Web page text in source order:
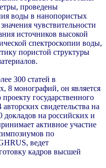
проведены
воды в нанопористых
чувствительности
источников высокой
спектроскопии воды,
пористой структуры
300 статей в
8 монографий, он является
государственного
свидетельства на
докладов на российских и
активное участие
по
ведет
кадров высшей